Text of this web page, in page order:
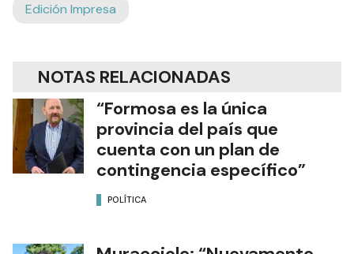
Edición Impresa
NOTAS RELACIONADAS
“Formosa es la única
provincia del país que
cuenta con un plan de
contingencia específico”
POLÍTICA